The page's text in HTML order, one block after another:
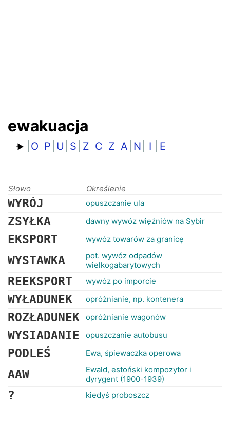
ewakuacja
O P U S Z C Z A N I E
Słowo Określenie
WYRÓJ opuszczanie ula
ZSYŁKA dawny wywóz więźniów na Sybir
EKSPORT wywóz towarów za granicę
WYSTAWKA
pot. wywóz odpadów
wielkogabarytowych
REEKSPORT wywóz po imporcie
WYŁADUNEK opróżnianie, np. kontenera
ROZŁADUNEK opróżnianie wagonów
WYSIADANIE opuszczanie autobusu
PODLEŚ Ewa, śpiewaczka operowa
AAW
Ewald, estoński kompozytor i
dyrygent (1900-1939)
? kiedyś proboszcz